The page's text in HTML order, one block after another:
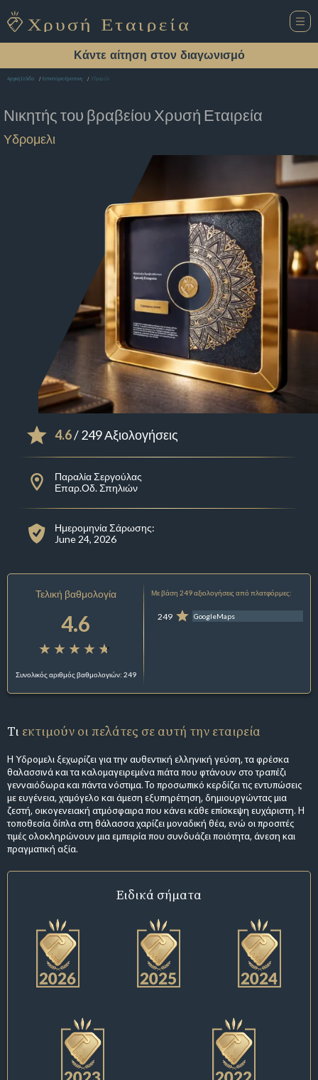
Κάντε αίτηση στον διαγωνισμό
Αρχική Σελίδα Εστιατόριο Ερατεινη Υδρομελι
Νικητής του βραβείου Χρυσή Εταιρεία
Υδρομελι
4.6/ 249 Αξιολογήσεις
Παραλία Σεργούλας
Επαρ.Οδ. Σπηλιών
Ημερομηνία Σάρωσης:
June 24, 2026
Τελική βαθμολογία
4.6
Συνολικός αριθμός βαθμολογιών: 249
Με βάση 249 αξιολογήσεις από πλατφόρμες:
249 GoogleMaps
Τι εκτιμούν οι πελάτες σε αυτή την εταιρεία
Η Υδρομελι ξεχωρίζει για την αυθεντική ελληνική γεύση, τα φρέσκα
θαλασσινά και τα καλομαγειρεμένα πιάτα που φτάνουν στο τραπέζι
γενναιόδωρα και πάντα νόστιμα. Το προσωπικό κερδίζει τις εντυπώσεις
με ευγένεια, χαμόγελο και άμεση εξυπηρέτηση, δημιουργώντας μια
ζεστή, οικογενειακή ατμόσφαιρα που κάνει κάθε επίσκεψη ευχάριστη. Η
τοποθεσία δίπλα στη θάλασσα χαρίζει μοναδική θέα, ενώ οι προσιτές
τιμές ολοκληρώνουν μια εμπειρία που συνδυάζει ποιότητα, άνεση και
πραγματική αξία.
Ειδικά σήματα